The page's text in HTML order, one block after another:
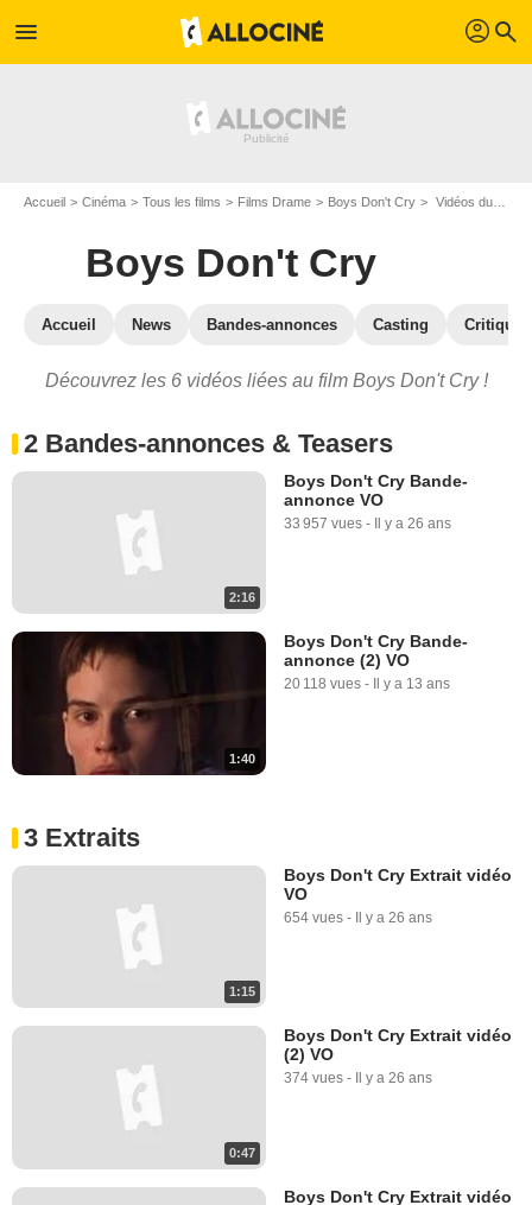
menu profil search
Accueil Cinéma Tous les films Films Drame Boys Don't Cry Vidéos du film Boys Don't Cry
Boys Don't Cry
Accueil News Bandes-annonces Casting
Découvrez les 6 vidéos liées au film Boys Don't Cry !
2 Bandes-annonces & Teasers
2:16
Boys Don't Cry Bande-
annonce VO
33 957 vues - Il y a 26 ans
1:40
Boys Don't Cry Bande-
annonce (2) VO
20 118 vues - Il y a 13 ans
3 Extraits
1:15
Boys Don't Cry Extrait vidéo
VO
654 vues - Il y a 26 ans
0:47
Boys Don't Cry Extrait vidéo
(2) VO
374 vues - Il y a 26 ans
Boys Don't Cry Extrait vidéo